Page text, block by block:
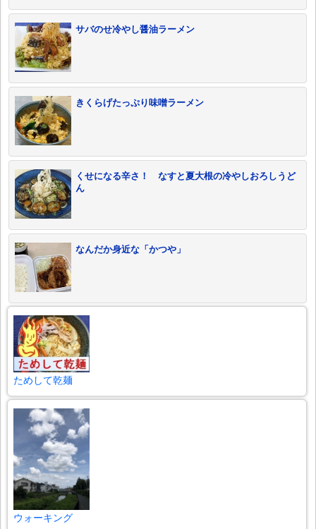
サバのせ冷やし醤油ラーメン
きくらげたっぷり味噌ラーメン
くせになる辛さ！ なすと夏大根の冷やしおろしうど
ん
なんだか身近な「かつや」
ためして乾麺
ウォーキング